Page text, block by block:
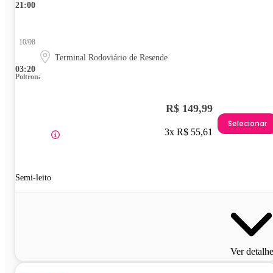
21:00
03:20
10/08
Terminal Rodoviário de Resende
Poltrona
Semi-leito
R$ 149,99
3x R$ 55,61
Selecionar
Ver